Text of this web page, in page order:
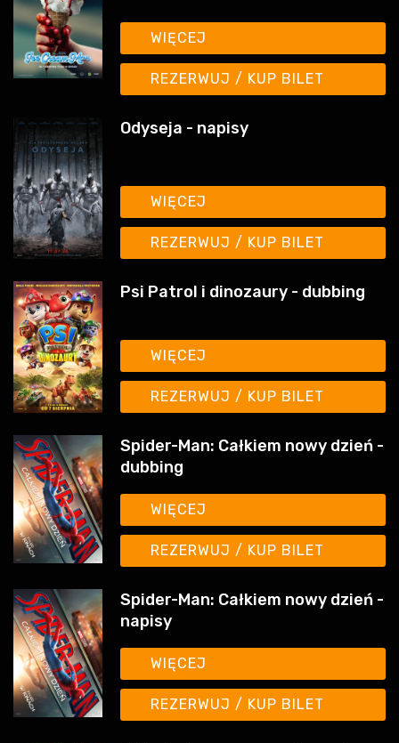
WIĘCEJ
REZERWUJ / KUP BILET
Odyseja - napisy
WIĘCEJ
REZERWUJ / KUP BILET
Psi Patrol i dinozaury - dubbing
WIĘCEJ
REZERWUJ / KUP BILET
Spider-Man: Całkiem nowy dzień -
dubbing
WIĘCEJ
REZERWUJ / KUP BILET
Spider-Man: Całkiem nowy dzień -
napisy
WIĘCEJ
REZERWUJ / KUP BILET